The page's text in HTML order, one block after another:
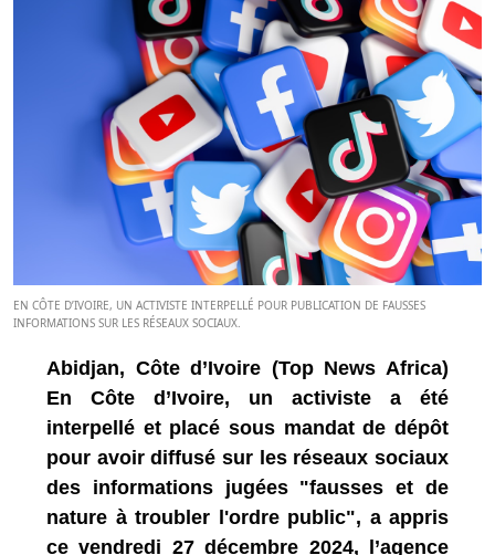
EN CÔTE D’IVOIRE, UN ACTIVISTE INTERPELLÉ POUR PUBLICATION DE FAUSSES
INFORMATIONS SUR LES RÉSEAUX SOCIAUX.
Abidjan, Côte d’Ivoire (Top News Africa)
En Côte d’Ivoire, un activiste a été
interpellé et placé sous mandat de dépôt
pour avoir diffusé sur les réseaux sociaux
des informations jugées "fausses et de
nature à troubler l'ordre public", a appris
ce vendredi 27 décembre 2024, l’agence